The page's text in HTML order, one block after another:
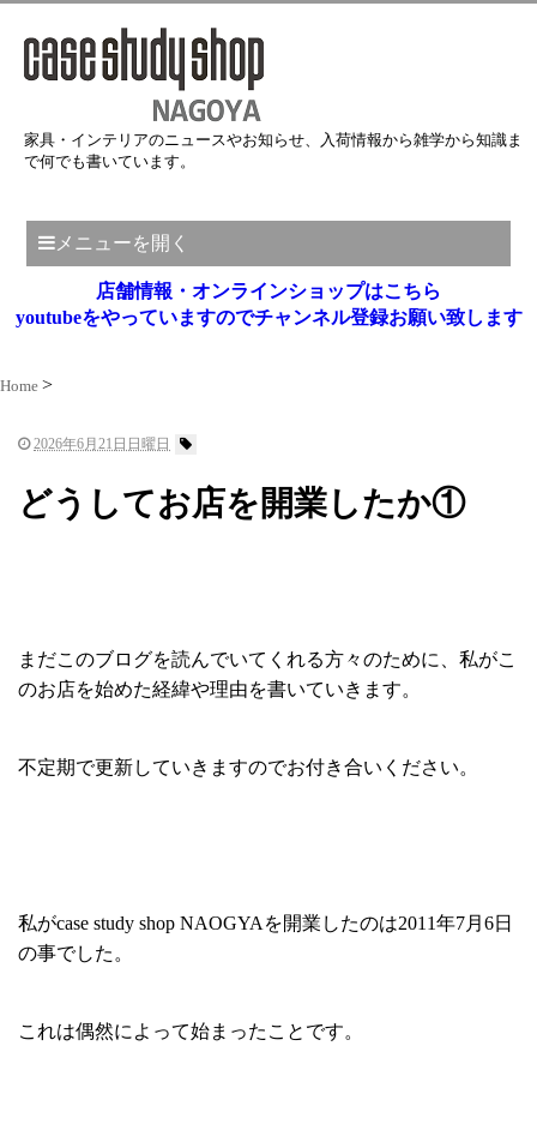
家具・インテリアのニュースやお知らせ、入荷情報から雑学から知識ま
で何でも書いています。
メニューを開く
店舗情報・オンラインショップはこちら
youtubeをやっていますのでチャンネル登録お願い致します
Home
2026年6月21日日曜日
どうしてお店を開業したか①
まだこのブログを読んでいてくれる方々のために、私がこ
のお店を始めた経緯や理由を書いていきます。
不定期で更新していきますのでお付き合いください。
私がcase study shop NAOGYAを開業したのは2011年7月6日
の事でした。
これは偶然によって始まったことです。